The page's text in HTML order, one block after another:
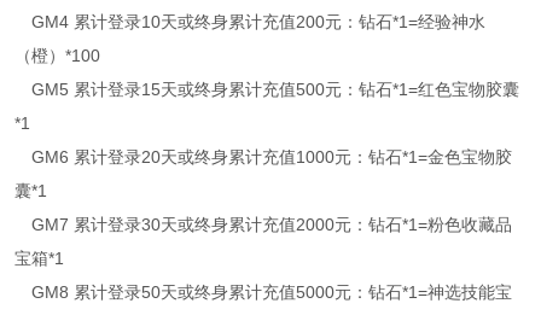
GM4 累计登录10天或终身累计充值200元：钻石*1=经验神水
（橙）*100
GM5 累计登录15天或终身累计充值500元：钻石*1=红色宝物胶囊
*1
GM6 累计登录20天或终身累计充值1000元：钻石*1=金色宝物胶
囊*1
GM7 累计登录30天或终身累计充值2000元：钻石*1=粉色收藏品
宝箱*1
GM8 累计登录50天或终身累计充值5000元：钻石*1=神选技能宝